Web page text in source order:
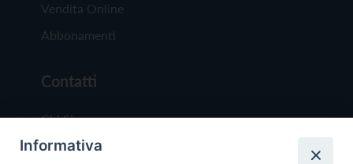
Vendita Online
Abbonamenti
Contatti
Chi Siamo
Redazione
Informativa